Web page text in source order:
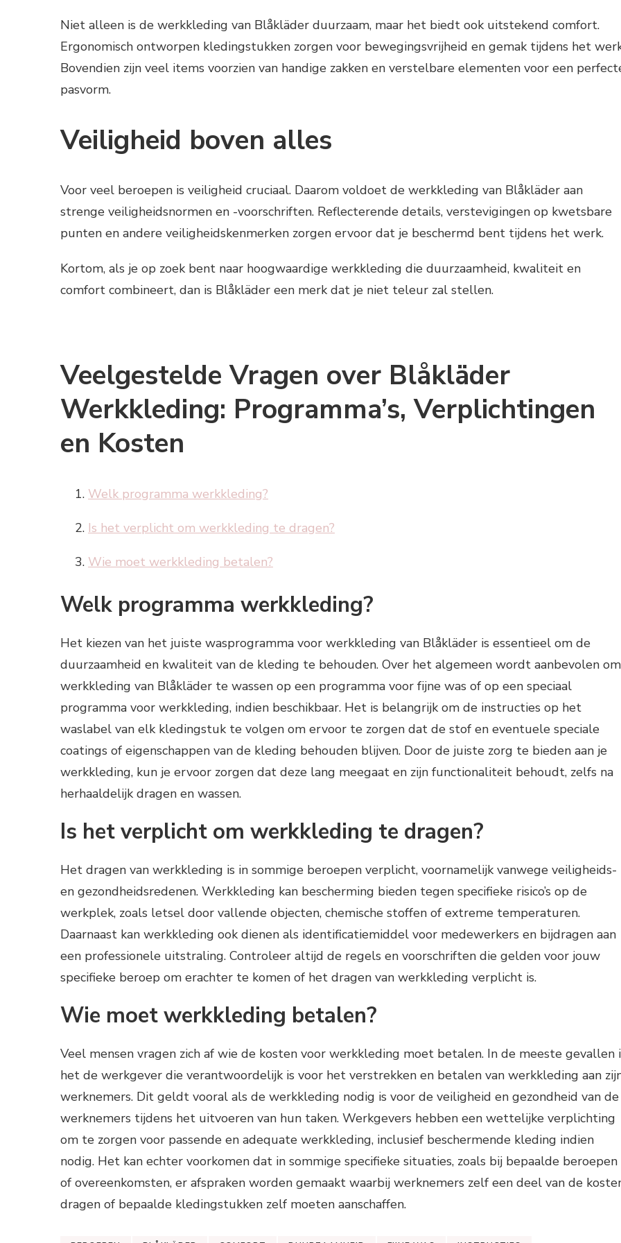
Niet alleen is de werkkleding van Blåkläder duurzaam, maar het biedt ook uitstekend comfort.
Ergonomisch ontworpen kledingstukken zorgen voor bewegingsvrijheid en gemak tijdens het
Bovendien zijn veel items voorzien van handige zakken en verstelbare elementen voor een
pasvorm.
Veiligheid boven alles
Voor veel beroepen is veiligheid cruciaal. Daarom voldoet de werkkleding van Blåkläder aan
strenge veiligheidsnormen en -voorschriften. Reflecterende details, verstevigingen op kwetsbare
punten en andere veiligheidskenmerken zorgen ervoor dat je beschermd bent tijdens het werk.
Kortom, als je op zoek bent naar hoogwaardige werkkleding die duurzaamheid, kwaliteit en
comfort combineert, dan is Blåkläder een merk dat je niet teleur zal stellen.
Veelgestelde Vragen over Blåkläder
Werkkleding: Programma’s, Verplichtingen
en Kosten
Welk programma werkkleding?
Is het verplicht om werkkleding te dragen?
Wie moet werkkleding betalen?
Welk programma werkkleding?
Het kiezen van het juiste wasprogramma voor werkkleding van Blåkläder is essentieel om de
duurzaamheid en kwaliteit van de kleding te behouden. Over het algemeen wordt aanbevolen om
werkkleding van Blåkläder te wassen op een programma voor fijne was of op een speciaal
programma voor werkkleding, indien beschikbaar. Het is belangrijk om de instructies op het
waslabel van elk kledingstuk te volgen om ervoor te zorgen dat de stof en eventuele speciale
coatings of eigenschappen van de kleding behouden blijven. Door de juiste zorg te bieden aan je
werkkleding, kun je ervoor zorgen dat deze lang meegaat en zijn functionaliteit behoudt, zelfs na
herhaaldelijk dragen en wassen.
Is het verplicht om werkkleding te dragen?
Het dragen van werkkleding is in sommige beroepen verplicht, voornamelijk vanwege veiligheids-
en gezondheidsredenen. Werkkleding kan bescherming bieden tegen specifieke risico’s op de
werkplek, zoals letsel door vallende objecten, chemische stoffen of extreme temperaturen.
Daarnaast kan werkkleding ook dienen als identificatiemiddel voor medewerkers en bijdragen aan
een professionele uitstraling. Controleer altijd de regels en voorschriften die gelden voor jouw
specifieke beroep om erachter te komen of het dragen van werkkleding verplicht is.
Wie moet werkkleding betalen?
Veel mensen vragen zich af wie de kosten voor werkkleding moet betalen. In de meeste gevallen
het de werkgever die verantwoordelijk is voor het verstrekken en betalen van werkkleding aan
werknemers. Dit geldt vooral als de werkkleding nodig is voor de veiligheid en gezondheid van de
werknemers tijdens het uitvoeren van hun taken. Werkgevers hebben een wettelijke verplichting
om te zorgen voor passende en adequate werkkleding, inclusief beschermende kleding indien
nodig. Het kan echter voorkomen dat in sommige specifieke situaties, zoals bij bepaalde beroepen
of overeenkomsten, er afspraken worden gemaakt waarbij werknemers zelf een deel van de
dragen of bepaalde kledingstukken zelf moeten aanschaffen.